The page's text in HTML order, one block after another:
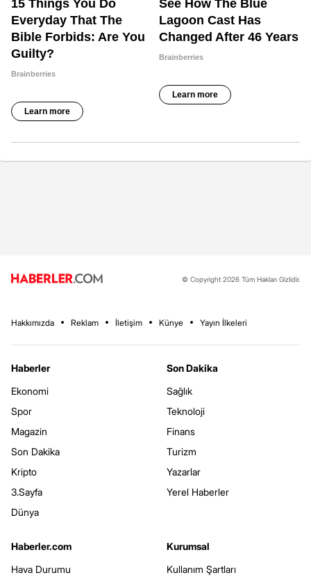
© Copyright 2026 Tüm Hakları Gizlidir.
Hakkımızda Reklam İletişim Künye Yayın İlkeleri
Haberler
Ekonomi
Spor
Magazin
Son Dakika
Kripto
3.Sayfa
Dünya
Son Dakika
Sağlık
Teknoloji
Finans
Turizm
Yazarlar
Yerel Haberler
Haberler.com
Hava Durumu
Kurumsal
Kullanım Şartları